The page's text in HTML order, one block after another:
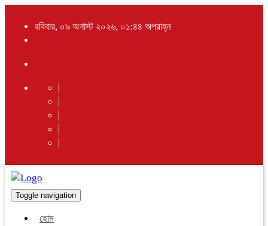
রবিবার, ০৯ অগাস্ট ২০২৬, ০১:৪৪ অপরাহ্ন
Toggle navigation
হোম